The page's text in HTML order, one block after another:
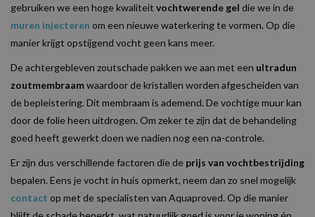
gebruiken we een hoge kwaliteit vochtwerende gel die we in de
muren injecteren om een nieuwe waterkering te vormen. Op die
manier krijgt opstijgend vocht geen kans meer.
De achtergebleven zoutschade pakken we aan met een ultradun
zoutmembraamwaardoor de kristallen worden afgescheiden van
de bepleistering. Dit membraam is ademend. De vochtige muur kan
door de folie heen uitdrogen. Om zeker te zijn dat de behandeling
goed heeft gewerkt doen we nadien nog een na-controle.
Er zijn dus verschillende factoren die de prijs van vochtbestrijding
bepalen. Eens je vocht in huis opmerkt, neem dan zo snel mogelijk
contact op met de specialisten van Aquaproved. Op die manier